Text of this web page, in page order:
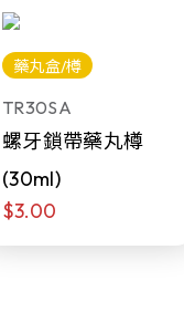
藥丸盒/樽
TR30SA
螺牙鎖帶藥丸樽
(30ml)
$3.00